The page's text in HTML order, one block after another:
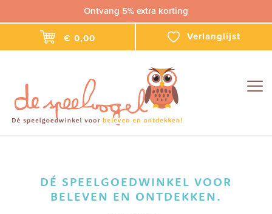
Ontvang 5% extra korting
€ 0,00 Verlanglijst
DÉ SPEELGOEDWINKEL VOOR
BELEVEN EN ONTDEKKEN.